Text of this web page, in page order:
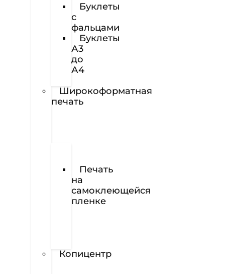
Буклеты
с
фальцами
Буклеты
А3
до
А4
Широкоформатная
печать
Печать
на
самоклеющейся
пленке
Копицентр